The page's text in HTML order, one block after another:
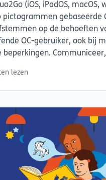
(iOS, iPadOS, macOS,
pictogrammen gebaseerde
op de behoeften
OC-gebruiker, ook bij
beperkingen.
lezen